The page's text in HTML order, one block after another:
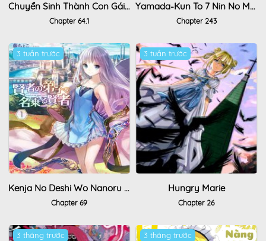
Chuyển Sinh Thành Con Gái, Tôi Sẽ Sinh Tồn Tại Dị Giới
Chapter 64.1
Yamada-Kun To 7 Nin No Majo
Chapter 243
3 tuần trước
Kenja No Deshi Wo Nanoru Kenja Isekai!
Chapter 69
3 tuần trước
Hungry Marie
Chapter 26
3 tháng trước 3 tháng trước